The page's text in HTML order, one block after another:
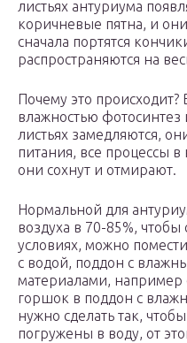
листьях антуриума
коричневые пятна, и
сначала портятся
распространяются на
Почему это
влажностью
листьях замедляются,
питания, все процессы
они сохнут и отмирают.
Нормальной для
воздуха в 70-85%,
условиях, можно
с водой, поддон с
материалами, например
горшок в поддон с
нужно сделать так,
погружены в воду, от